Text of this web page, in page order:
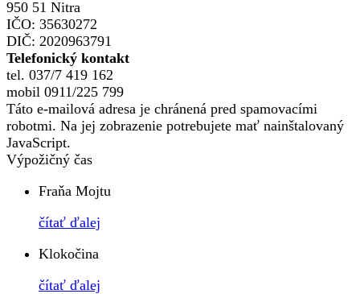
950 51 Nitra
IČO: 35630272
DIČ: 2020963791
Telefonický kontakt
tel. 037/7 419 162
mobil 0911/225 799
Táto e-mailová adresa je chránená pred spamovacími
robotmi. Na jej zobrazenie potrebujete mať nainštalovaný
JavaScript.
Výpožičný čas
Fraňa Mojtu
čítať ďalej
Klokočina
čítať ďalej